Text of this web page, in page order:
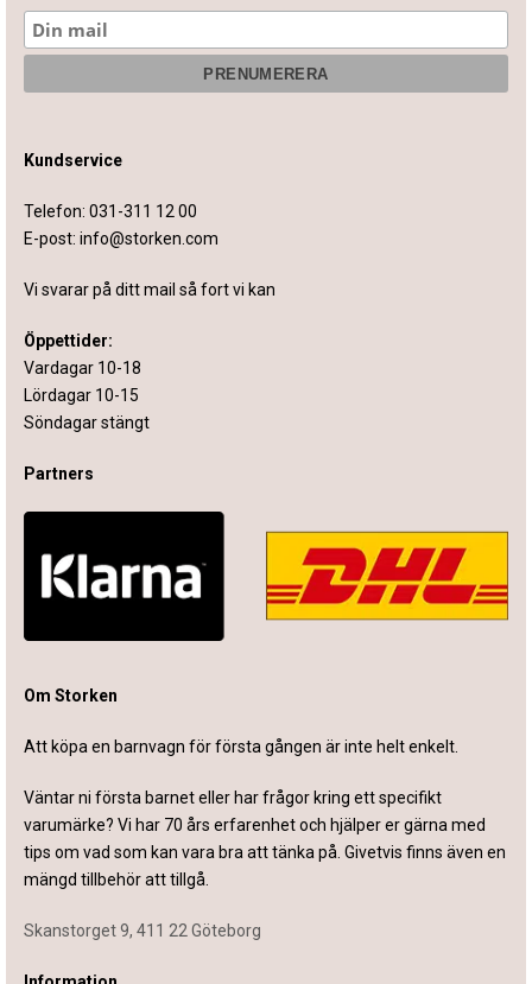
Kundservice
Telefon: 031-311 12 00
E-post: info@storken.com
Vi svarar på ditt mail så fort vi kan
Öppettider:
Vardagar 10-18
Lördagar 10-15
Söndagar stängt
Partners
Om Storken
Att köpa en barnvagn för första gången är inte helt enkelt.
Väntar ni första barnet eller har frågor kring ett specifikt
varumärke? Vi har 70 års erfarenhet och hjälper er gärna med
tips om vad som kan vara bra att tänka på. Givetvis finns även en
mängd tillbehör att tillgå.
Skanstorget 9, 411 22 Göteborg